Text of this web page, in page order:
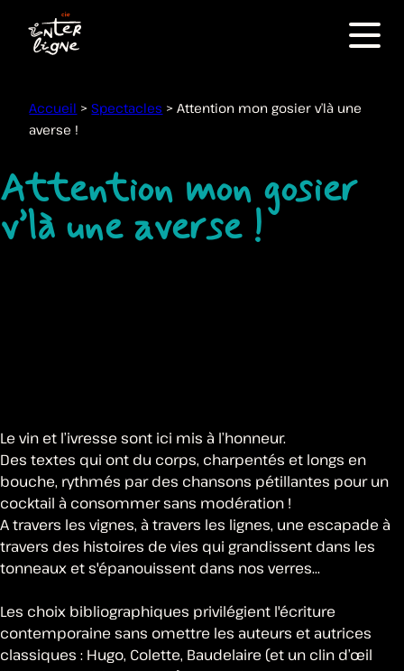
Menu
Accueil >Spectacles >Attention mon gosier v’là une
averse !
Attention mon gosier
v’là une averse !
Le vin et l’ivresse sont ici mis à l’honneur.
Des textes qui ont du corps, charpentés et longs en
bouche, rythmés par des chansons pétillantes pour un
cocktail à consommer sans modération !
A travers les vignes, à travers les lignes, une escapade à
travers des histoires de vies qui grandissent dans les
tonneaux et s'épanouissent dans nos verres...
Les choix bibliographiques privilégient l'écriture
contemporaine sans omettre les auteurs et autrices
classiques : Hugo, Colette, Baudelaire (et un clin d’œil